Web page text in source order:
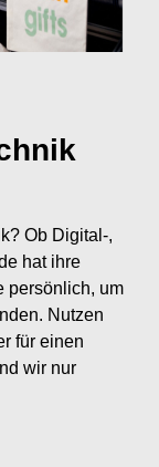
Ob Digital-,
hat ihre
persönlich, um
Nutzen
für einen
wir nur